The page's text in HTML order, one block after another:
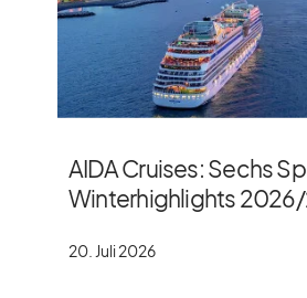
AIDA Cruises: Sechs
Winterhighlights
20. Juli 2026